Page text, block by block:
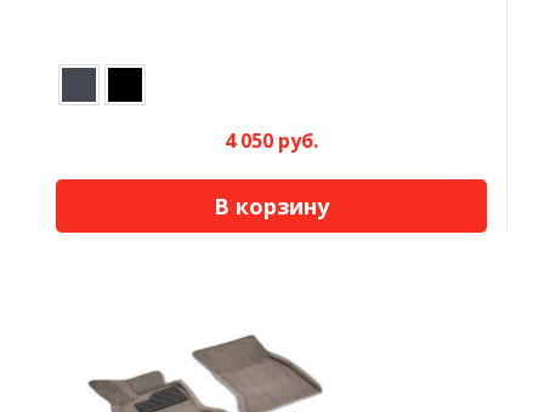
4 050 руб.
В корзину